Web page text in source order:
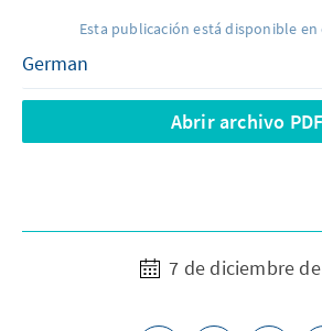
Esta publicación está disponible
Abrir archivo PDF
7 de diciembre